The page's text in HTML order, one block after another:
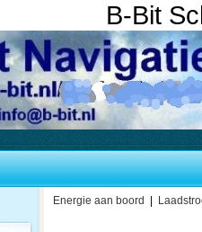
B-Bit
Energie aan boord